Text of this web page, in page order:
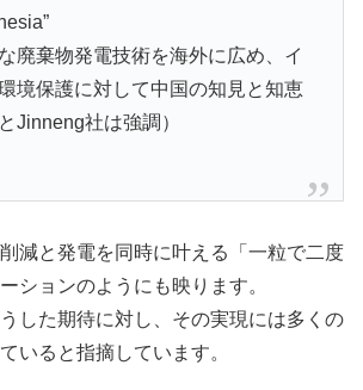
廃棄物発電技術を海外に広め、イ
境保護に対して中国の知見と知恵
Jinneng社は強調）
減と発電を同時に叶える「一粒で二度
ションのようにも映ります。
した期待に対し、その実現には多くの
いると指摘しています。